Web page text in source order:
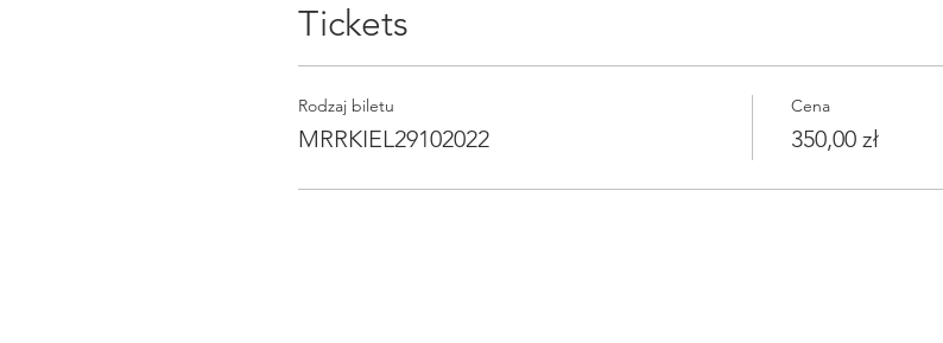
Tickets
Rodzaj biletu
MRRKIEL29102022
Cena
350,00 zł